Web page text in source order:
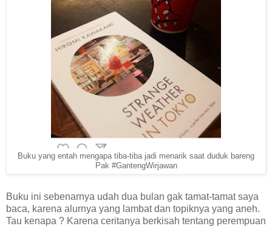
Buku yang entah mengapa tiba-tiba jadi menarik saat duduk bareng
Pak #GantengWirjawan
Buku ini sebenarnya udah dua bulan gak tamat-tamat saya
baca, karena alurnya yang lambat dan topiknya yang aneh.
Tau kenapa ? Karena ceritanya berkisah tentang perempuan